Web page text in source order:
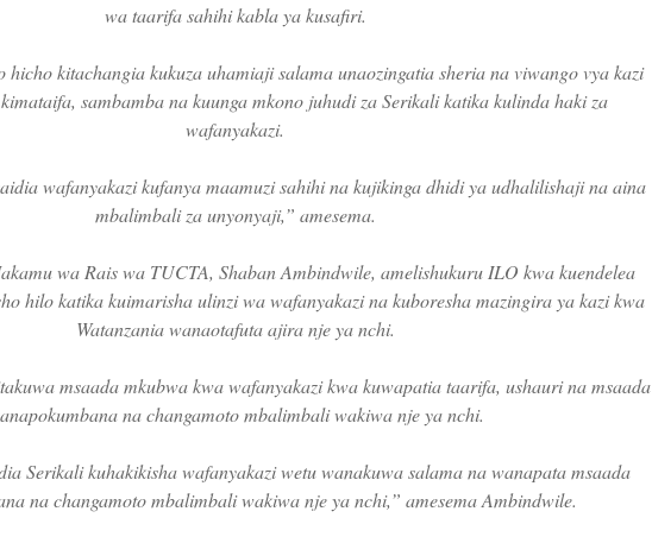
wa taarifa sahihi kabla ya kusafiri.
hicho kitachangia kukuza uhamiaji salama unaozingatia sheria na viwango vya kazi
sambamba na kuunga mkono juhudi za Serikali katika kulinda haki za
wafanyakazi.
wafanyakazi kufanya maamuzi sahihi na kujikinga dhidi ya udhalilishaji na aina
mbalimbali za unyonyaji,” amesema.
wa Rais wa TUCTA, Shaban Ambindwile, amelishukuru ILO kwa kuendelea
hilo katika kuimarisha ulinzi wa wafanyakazi na kuboresha mazingira ya kazi kwa
Watanzania wanaotafuta ajira nje ya nchi.
msaada mkubwa kwa wafanyakazi kwa kuwapatia taarifa, ushauri na msaada
na changamoto mbalimbali wakiwa nje ya nchi.
Serikali kuhakikisha wafanyakazi wetu wanakuwa salama na wanapata msaada
na changamoto mbalimbali wakiwa nje ya nchi,” amesema Ambindwile.